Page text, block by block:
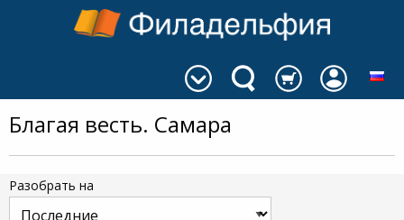
Благая весть. Самара
Разобрать на